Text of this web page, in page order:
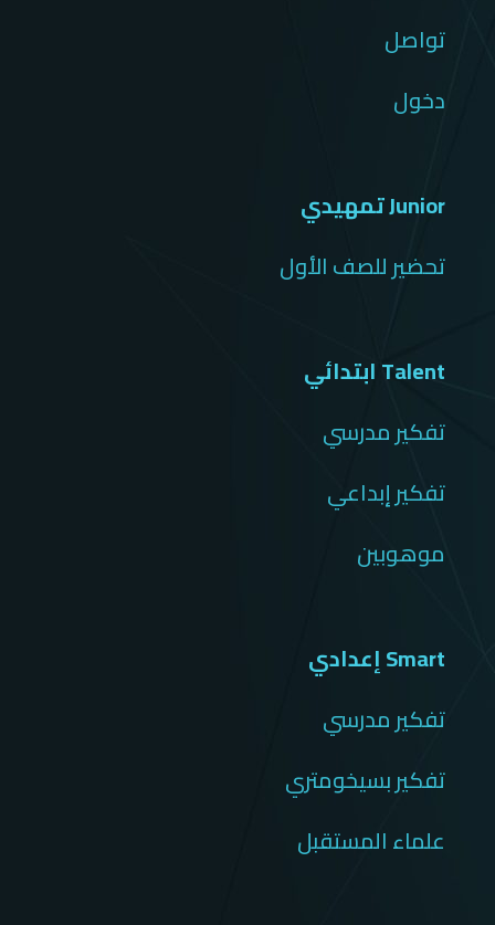
تواصل
دخول
Junior تمهيدي
تحضير للصف الأول
Talent ابتدائي
تفكير مدرسي
تفكير إبداعي
موهوبين
Smart إعدادي
تفكير مدرسي
تفكير بسيخومتري
علماء المستقبل